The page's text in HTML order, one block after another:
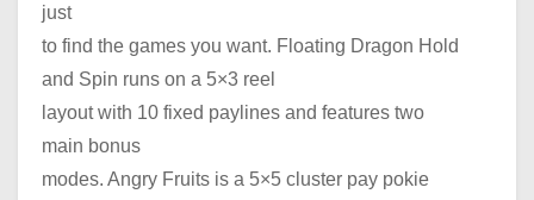
just
to find the games you want. Floating Dragon Hold
and Spin runs on a 5×3 reel
layout with 10 fixed paylines and features two
main bonus
modes. Angry Fruits is a 5×5 cluster pay pokie